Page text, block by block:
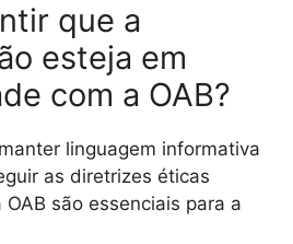
que a
esteja em
com a OAB?
linguagem informativa
as diretrizes éticas
são essenciais para a